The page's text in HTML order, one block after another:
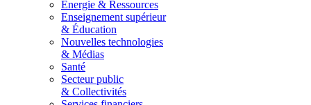
Énergie & Ressources
Enseignement supérieur
& Éducation
Nouvelles technologies
& Médias
Santé
Secteur public
& Collectivités